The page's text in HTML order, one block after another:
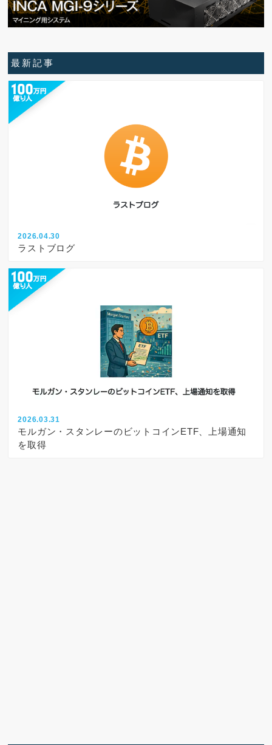
最新記事
2026.04.30
ラストブログ
2026.03.31
モルガン・スタンレーのビットコインETF、上場通知
を取得